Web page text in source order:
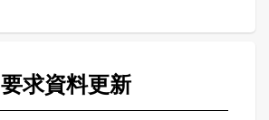
要求資料更新